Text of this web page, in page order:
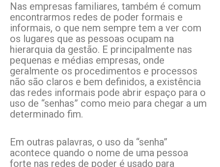
Nas empresas familiares, também é comum
encontrarmos redes de poder formais e
informais, o que nem sempre tem a ver com
os lugares que as pessoas ocupam na
hierarquia da gestão. E principalmente nas
pequenas e médias empresas, onde
geralmente os procedimentos e processos
não são claros e bem definidos, a existência
das redes informais pode abrir espaço para o
uso de “senhas” como meio para chegar a um
determinado fim.
Em outras palavras, o uso da “senha”
acontece quando o nome de uma pessoa
forte nas redes de poder é usado para